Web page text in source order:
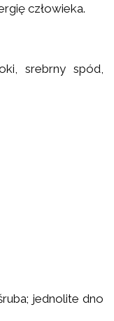
człowieka.
srebrny spód,
jednolite dno